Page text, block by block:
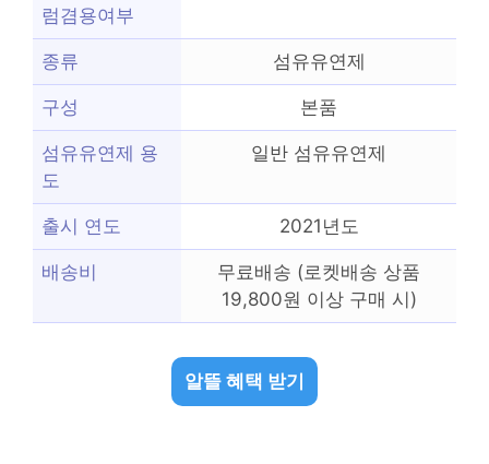
럼겸용여부
종류 섬유유연제
구성 본품
섬유유연제 용
도
일반 섬유유연제
출시 연도 2021년도
배송비
무료배송 (로켓배송 상품
19,800원 이상 구매 시)
알뜰 혜택 받기